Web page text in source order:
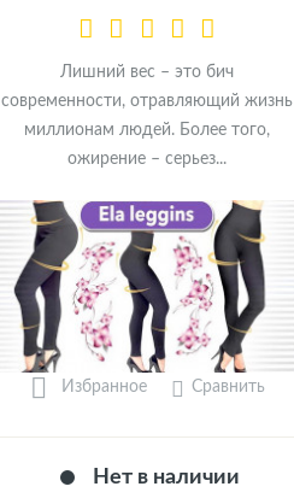
Лишний вес – это бич
современности, отравляющий жизнь
миллионам людей. Более того,
ожирение – серьез...
Избранное Сравнить
Нет в наличии